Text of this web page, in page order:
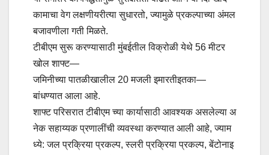
कामाचा वेग लक्षणीयरीत्या सुधारतो, ज्यामुळे प्रकल्पाच्या अंमल
बजावणीला गती मिळते.
टीबीएम सुरू करण्यासाठी मुंबईतील विक्रोळी येथे 56 मीटर
खोल शाफ्ट—
जमिनीच्या पातळीखालील 20 मजली इमारतीइतका—
बांधण्यात आला आहे.
शाफ्ट परिसरात टीबीएम च्या कार्यासाठी आवश्यक असलेल्या अ
नेक सहाय्यक प्रणालींची व्यवस्था करण्यात आली आहे, ज्याम
ध्ये: जल प्रक्रिया प्रकल्प, स्लरी प्रक्रिया प्रकल्प, बेंटोनाइ